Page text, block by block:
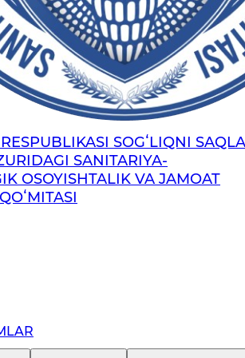
SOGʻLIQNI
SANITARIYA-
OSOYISHTALIK VA JAMOAT